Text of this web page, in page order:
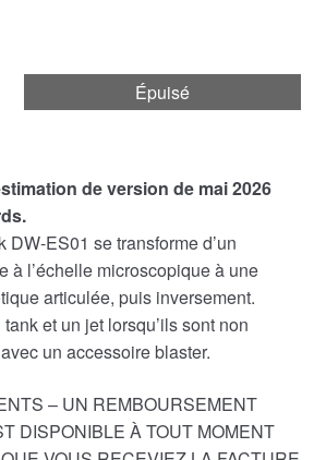
Épuisé
de version de mai 2026
DW-ES01 se transforme d’un
à l’échelle microscopique à une
articulée, puis inversement.
et un jet lorsqu’ils sont non
un accessoire blaster.
– UN REMBOURSEMENT
DISPONIBLE À TOUT MOMENT